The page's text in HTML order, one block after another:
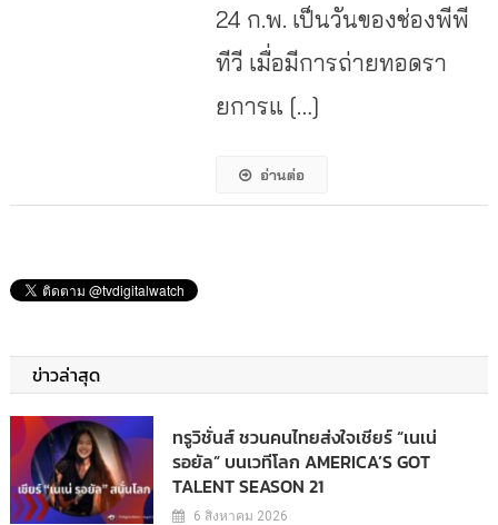
24 ก.พ. เป็นวันของช่องพีพี
ทีวี เมื่อมีการถ่ายทอดรา
ยการแ […]
อ่านต่อ
ข่าวล่าสุด
ทรูวิชั่นส์ ชวนคนไทยส่งใจเชียร์ “เนเน่
รอยัล” บนเวทีโลก AMERICA’S GOT
TALENT SEASON 21
6 สิงหาคม 2026